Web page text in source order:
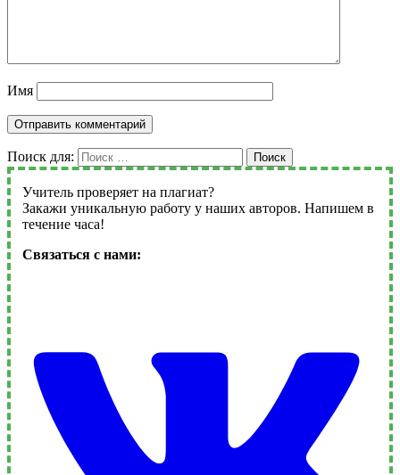
Имя
Поиск для: Поиск
Учитель проверяет на плагиат?
Закажи уникальную работу у наших авторов. Напишем в
течение часа!
Связаться с нами: